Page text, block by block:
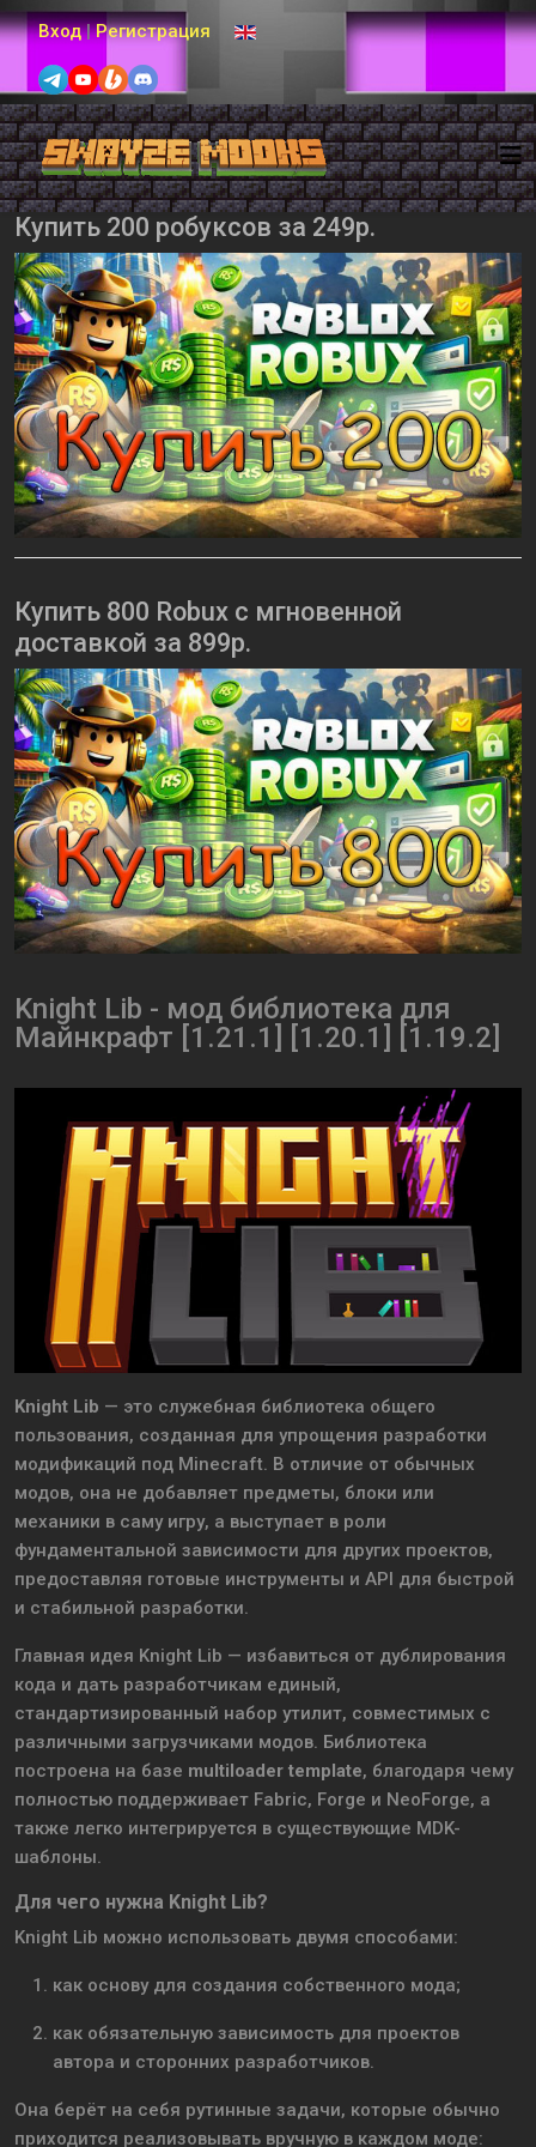
Вход | Регистрация Выберите язык
Купить 200 робуксов за 249р.
Купить 800 Robux с мгновенной
доставкой за 899р.
Knight Lib - мод библиотека для
Майнкрафт [1.21.1] [1.20.1] [1.19.2]
Knight Lib — это служебная библиотека общего
пользования, созданная для упрощения разработки
модификаций под Minecraft. В отличие от обычных
модов, она не добавляет предметы, блоки или
механики в саму игру, а выступает в роли
фундаментальной зависимости для других проектов,
предоставляя готовые инструменты и API для быстрой
и стабильной разработки.
Главная идея Knight Lib — избавиться от дублирования
кода и дать разработчикам единый,
стандартизированный набор утилит, совместимых с
различными загрузчиками модов. Библиотека
построена на базе multiloader template, благодаря чему
полностью поддерживает Fabric, Forge и NeoForge, а
также легко интегрируется в существующие MDK-
шаблоны.
Для чего нужна Knight Lib?
Knight Lib можно использовать двумя способами:
как основу для создания собственного мода;
как обязательную зависимость для проектов
автора и сторонних разработчиков.
Она берёт на себя рутинные задачи, которые обычно
приходится реализовывать вручную в каждом моде: